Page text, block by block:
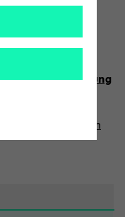
der Lehrplanung
finden